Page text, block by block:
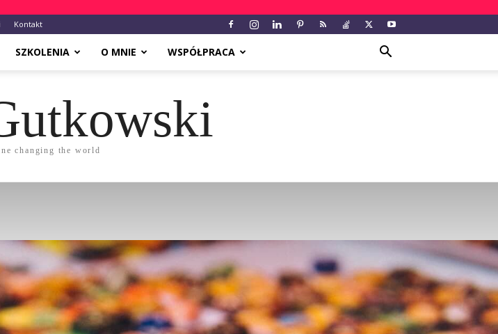
Kontakt
SZKOLENIA O MNIE WSPÓŁPRACA
changing the world